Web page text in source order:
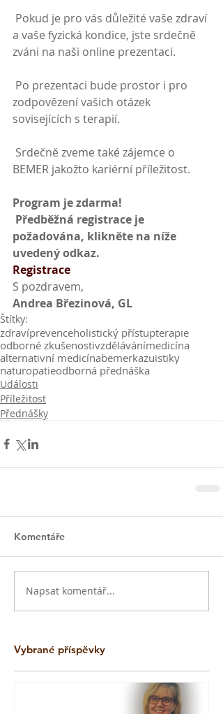
a vaše fyzická kondice, jste srdečně
zváni na naši online prezentaci.
zodpovězení vašich otázek
sovisejících s terapií.
BEMER jakožto kariérní příležitost.
Program je zdarma!
požadována, klikněte na níže
uvedený odkaz.
Registrace
S pozdravem,
Andrea Březinová, GL
Štítky:
zdravíprevenceholistický přístupterapie
odborné zkušenostivzdělávánímedicína
alternativní medicínabemerkazuistiky
naturopatieodborná přednáška
Události
Příležitost
Přednášky
Komentáře
Napsat komentář...
Vybrané příspěvky